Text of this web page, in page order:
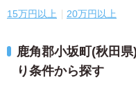
15万円以上 20万円以上
鹿角郡小坂町(秋田
り条件から探す